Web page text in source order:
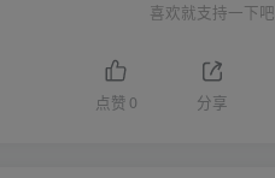
喜欢就支持一下吧
点赞 0 分享